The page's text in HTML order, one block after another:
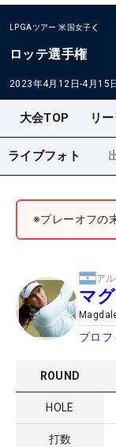
LPGAツアー 米国女子
ロッテ選手権
2023年4月12日-4月15
大会TOP リ
ライブフォト
※プレーオフの
ア
マ
プロフ
ROUND
HOLE
打数